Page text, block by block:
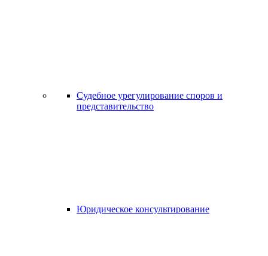
Судебное урегулирование споров и
представительство
Юридическое консультирование